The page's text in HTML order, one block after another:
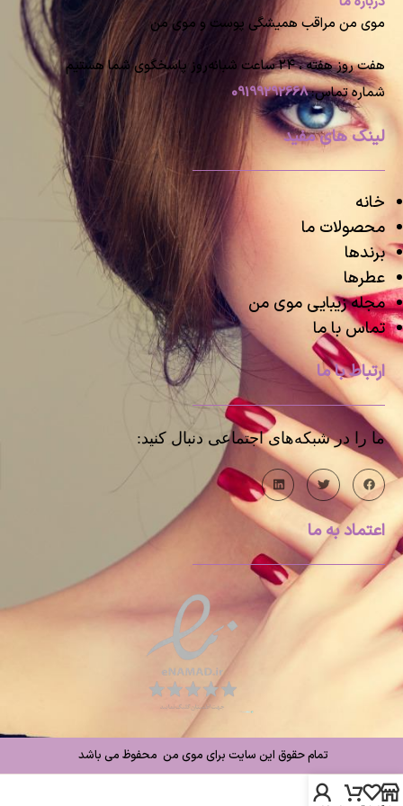
موی من مراقب همیشگی پوست و موی من
هفت روز هفته ، ۲۴ ساعت شبانه‌روز پاسخگوی شما هستیم
شماره تماس:09199292668
لینک های مفید
خانه
محصولات ما
برندها
عطرها
مجله زیبایی موی من
تماس با ما
ارتباط با ما
ما را در شبکه‌های اجتماعی دنبال کنید:
اعتماد به ما
تمام حقوق این سایت برای موی من محفوظ می باشد